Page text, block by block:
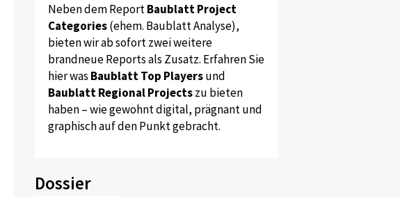
Neben dem ReportBaublatt Project
Categories(ehem. Baublatt Analyse),
bieten wir ab sofort zwei weitere
brandneue Reports als Zusatz. Erfahren Sie
hier was Baublatt Top Playersund
Baublatt Regional Projectszu bieten
haben – wie gewohnt digital, prägnant und
graphisch auf den Punkt gebracht.
Dossier